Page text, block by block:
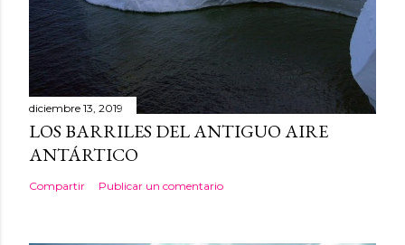
diciembre 13, 2019
LOS BARRILES DEL ANTIGUO AIRE
ANTÁRTICO
Compartir Publicar un comentario